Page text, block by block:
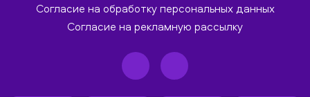
Согласие на обработку персональных данных
Согласие на рекламную рассылку